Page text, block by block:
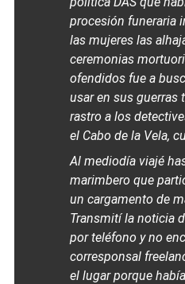
procesión funeraria
las mujeres las
ceremonias
ofendidos fue a
usar en sus guerras
rastro a los
el Cabo de la Vela,
Al mediodía viajé
marimbero que
un cargamento de
Transmití la noticia
por teléfono y no
corresponsal
el lugar porque